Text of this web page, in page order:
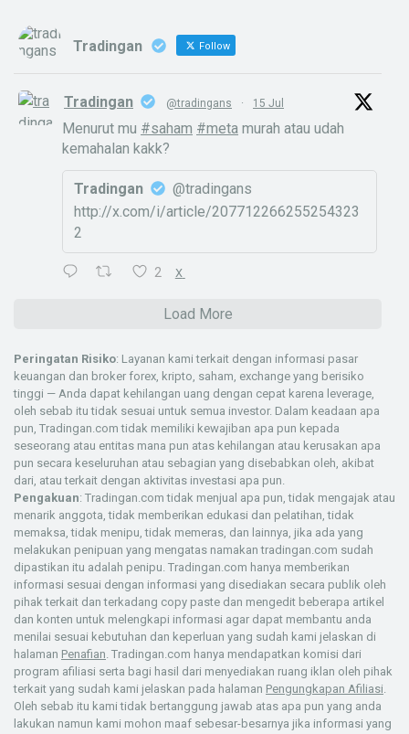
Tradingan Follow
Tradingan @tradingans · 15 Jul
Menurut mu #saham #meta murah atau udah
kemahalan kakk?
Tradingan
@tradingans
http://x.com/i/article/207712266255254323
2
2 X
Load More
Peringatan Risiko: Layanan kami terkait dengan informasi pasar
keuangan dan broker forex, kripto, saham, exchange yang berisiko
tinggi — Anda dapat kehilangan uang dengan cepat karena leverage,
oleh sebab itu tidak sesuai untuk semua investor. Dalam keadaan apa
pun, Tradingan.com tidak memiliki kewajiban apa pun kepada
seseorang atau entitas mana pun atas kehilangan atau kerusakan apa
pun secara keseluruhan atau sebagian yang disebabkan oleh, akibat
dari, atau terkait dengan aktivitas investasi apa pun.
Pengakuan: Tradingan.com tidak menjual apa pun, tidak mengajak atau
menarik anggota, tidak memberikan edukasi dan pelatihan, tidak
memaksa, tidak menipu, tidak memeras, dan lainnya, jika ada yang
melakukan penipuan yang mengatas namakan tradingan.com sudah
dipastikan itu adalah penipu. Tradingan.com hanya memberikan
informasi sesuai dengan informasi yang disediakan secara publik oleh
pihak terkait dan terkadang copy paste dan mengedit beberapa artikel
dan konten untuk melengkapi informasi agar dapat membantu anda
menilai sesuai kebutuhan dan keperluan yang sudah kami jelaskan di
halaman Penafian. Tradingan.com hanya mendapatkan komisi dari
program afiliasi serta bagi hasil dari menyediakan ruang iklan oleh pihak
terkait yang sudah kami jelaskan pada halaman Pengungkapan Afiliasi.
Oleh sebab itu kami tidak bertanggung jawab atas apa pun yang anda
lakukan namun kami mohon maaf sebesar-besarnya jika informasi yang